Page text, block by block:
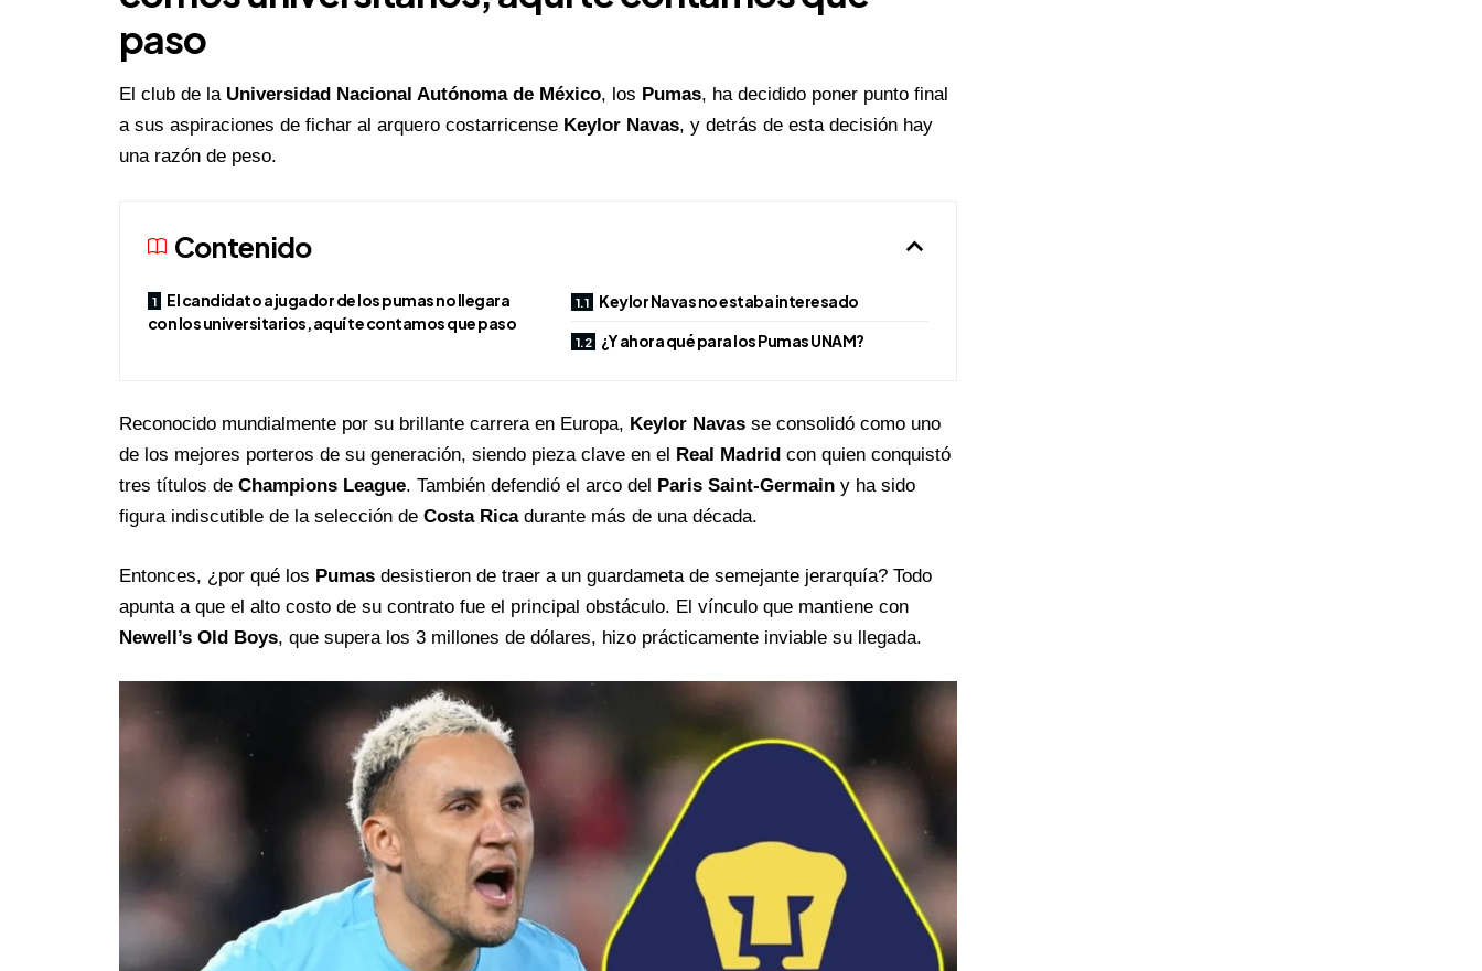
paso
El club de la Universidad Nacional Autónoma de México, los Pumas, ha decidido poner punto final
a sus aspiraciones de fichar al arquero costarricense Keylor Navas, y detrás de esta decisión hay
una razón de peso.
Contenido
El candidato a jugador de los pumas no llegara
con los universitarios, aquí te contamos que paso
Keylor Navas no estaba interesado
¿Y ahora qué para los Pumas UNAM?
Reconocido mundialmente por su brillante carrera en Europa, Keylor Navasse consolidó como uno
de los mejores porteros de su generación, siendo pieza clave en el
Real Madrid con quien conquistó
tres títulos de Champions League. También defendió el arco del Paris Saint-Germainy ha sido
figura indiscutible de la selección de Costa Ricadurante más de una década.
Entonces, ¿por qué los Pumasdesistieron de traer a un guardameta de semejante jerarquía? Todo
apunta a que el alto costo de su contrato fue el principal obstáculo. El vínculo que mantiene con
Newell’s Old Boys, que supera los 3 millones de dólares, hizo prácticamente inviable su llegada.